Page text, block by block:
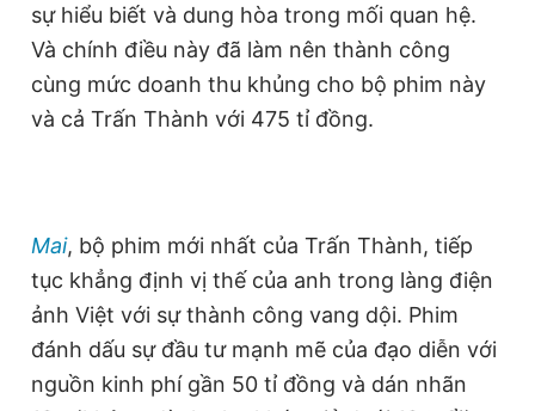
sự hiểu biết và dung hòa trong mối quan hệ.
Và chính điều này đã làm nên thành công
cùng mức doanh thu khủng cho bộ phim này
và cả Trấn Thành với 475 tỉ đồng.
Mai, bộ phim mới nhất của Trấn Thành, tiếp
tục khẳng định vị thế của anh trong làng điện
ảnh Việt với sự thành công vang dội. Phim
đánh dấu sự đầu tư mạnh mẽ của đạo diễn với
nguồn kinh phí gần 50 tỉ đồng và dán nhãn